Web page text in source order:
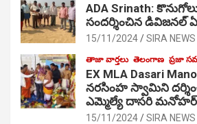
ADA Srinath:
సంద‌ర్శించిన డివిజనల్
15/11/2024 SIRA NEWS
తాజా వార్తలు తెలంగాణ ప్రజా
EX MLA Dasari
నరసింహ స్వామిని
ఎమ్మెల్యే దాసరి మనోహర్
15/11/2024 SIRA NEWS